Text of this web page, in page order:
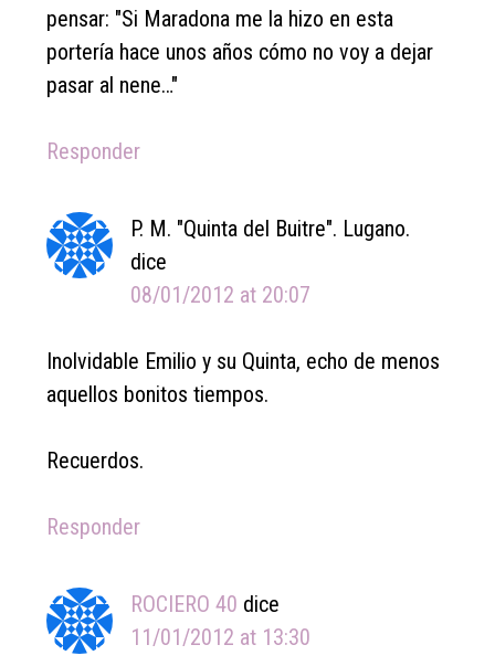
pensar: "Si Maradona me la hizo en esta
portería hace unos años cómo no voy a dejar
pasar al nene…"
Responder
P. M. "Quinta del Buitre". Lugano.
dice
08/01/2012 at 20:07
Inolvidable Emilio y su Quinta, echo de menos
aquellos bonitos tiempos.
Recuerdos.
Responder
ROCIERO 40 dice
11/01/2012 at 13:30